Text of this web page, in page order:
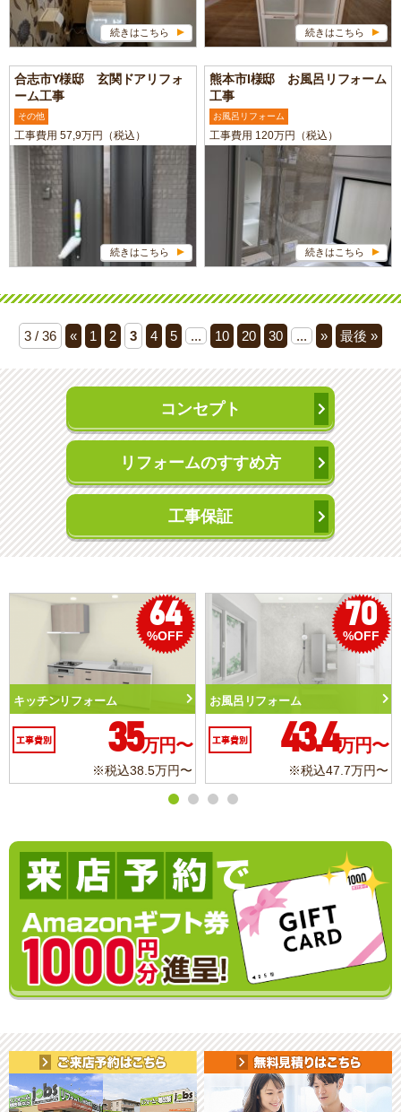
続きはこちら 続きはこちら
合志市Y様邸 玄関ドアリフォ
ーム工事
その他
工事費用 57,9万円（税込）
続きはこちら
熊本市I様邸 お風呂リフォーム
工事
お風呂リフォーム
工事費用 120万円（税込）
続きはこちら
3 / 36 « 1 2 3 4 5 ... 10 20 30 ... » 最後 »
コンセプト
リフォームのすすめ方
工事保証
50
%OFF
トイレリフォーム
工事費別 10.3万円〜
※税込11.3万円〜
56
%OFF
洗面化粧台リフォーム
工事費別 6.2万円〜
※税込6.8万円〜